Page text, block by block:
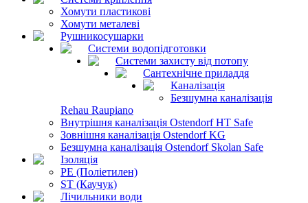
Хомути пластикові
Хомути металеві
Рушникосушарки
Системи водопідготовки
Системи захисту від потопу
Сантехнічне приладдя
Каналізація
Безшумна каналізація
Rehau Raupiano
Внутрішня каналізація Ostendorf HT Safe
Зовнішня каналізація Ostendorf KG
Безшумна каналізація Ostendorf Skolan Safe
Ізоляція
PE (Поліетилен)
ST (Каучук)
Лічильники води